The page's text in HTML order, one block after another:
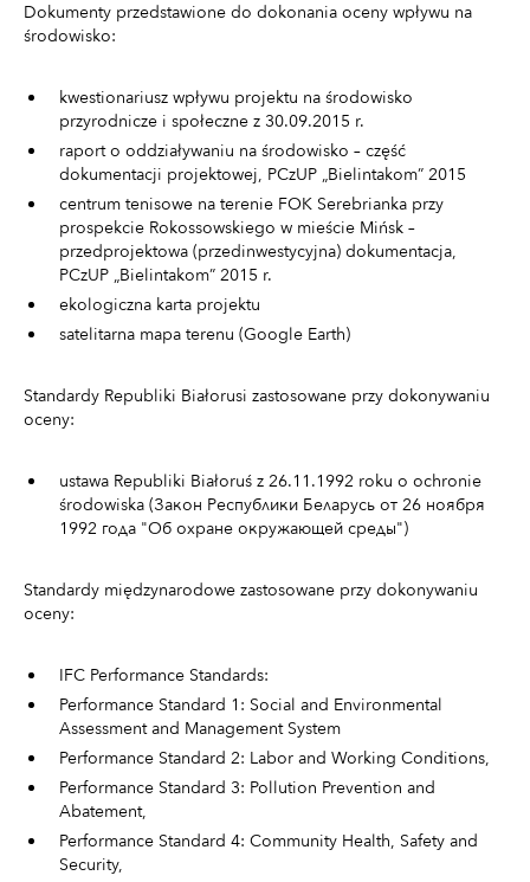
Dokumenty przedstawione do dokonania oceny wpływu na
środowisko:
kwestionariusz wpływu projektu na środowisko
przyrodnicze i społeczne z 30.09.2015 r.
raport o oddziaływaniu na środowisko – część
dokumentacji projektowej, PCzUP „Bielintakom” 2015
centrum tenisowe na terenie FOK Serebrianka przy
prospekcie Rokossowskiego w mieście Mińsk –
przedprojektowa (przedinwestycyjna) dokumentacja,
PCzUP „Bielintakom” 2015 r.
ekologiczna karta projektu
satelitarna mapa terenu (Google Earth)
Standardy Republiki Białorusi zastosowane przy dokonywaniu
oceny:
ustawa Republiki Białoruś z 26.11.1992 roku o ochronie
środowiska (Закон Республики Беларусь от 26 ноября
1992 года "Об охране окружающей среды")
Standardy międzynarodowe zastosowane przy dokonywaniu
oceny:
IFC Performance Standards:
Performance Standard 1: Social and Environmental
Assessment and Management System
Performance Standard 2: Labor and Working Conditions,
Performance Standard 3: Pollution Prevention and
Abatement,
Performance Standard 4: Community Health, Safety and
Security,